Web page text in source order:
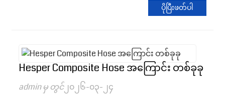
ပိုပြီးဖတ်ပါ
Hesper Composite Hose အကြောင်း တစ်ခုခု
admin မှ တွင်၂၀၂၆-၀၃-၂၄